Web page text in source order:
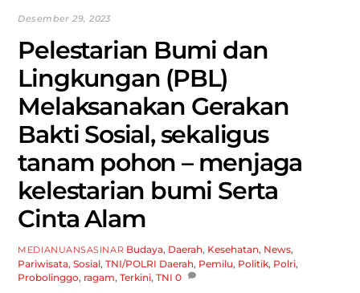
Desember 29, 2023
Pelestarian Bumi dan
Lingkungan (PBL)
Melaksanakan Gerakan
Bakti Sosial, sekaligus
tanam pohon – menjaga
kelestarian bumi Serta
Cinta Alam
MEDIANUANSASINAR Budaya, Daerah, Kesehatan, News,
Pariwisata,Sosial,TNI/POLRI Daerah, Pemilu, Politik, Polri,
Probolinggo, ragam,Terkini,TNI 0